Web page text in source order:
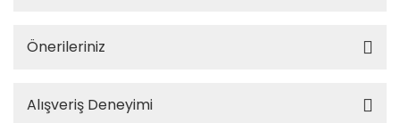
Önerileriniz
Alışveriş Deneyimi